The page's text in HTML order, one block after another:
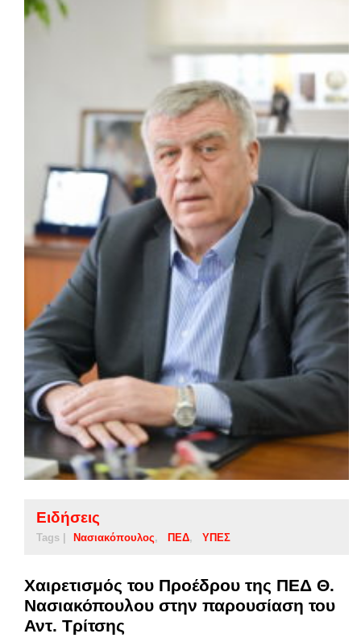
Ειδήσεις
Tags | Νασιακόπουλος ΠΕΔ ΥΠΕΣ
Χαιρετισμός του Προέδρου της ΠΕΔ Θ.
Νασιακόπουλου στην παρουσίαση του
Αντ. Τρίτσης